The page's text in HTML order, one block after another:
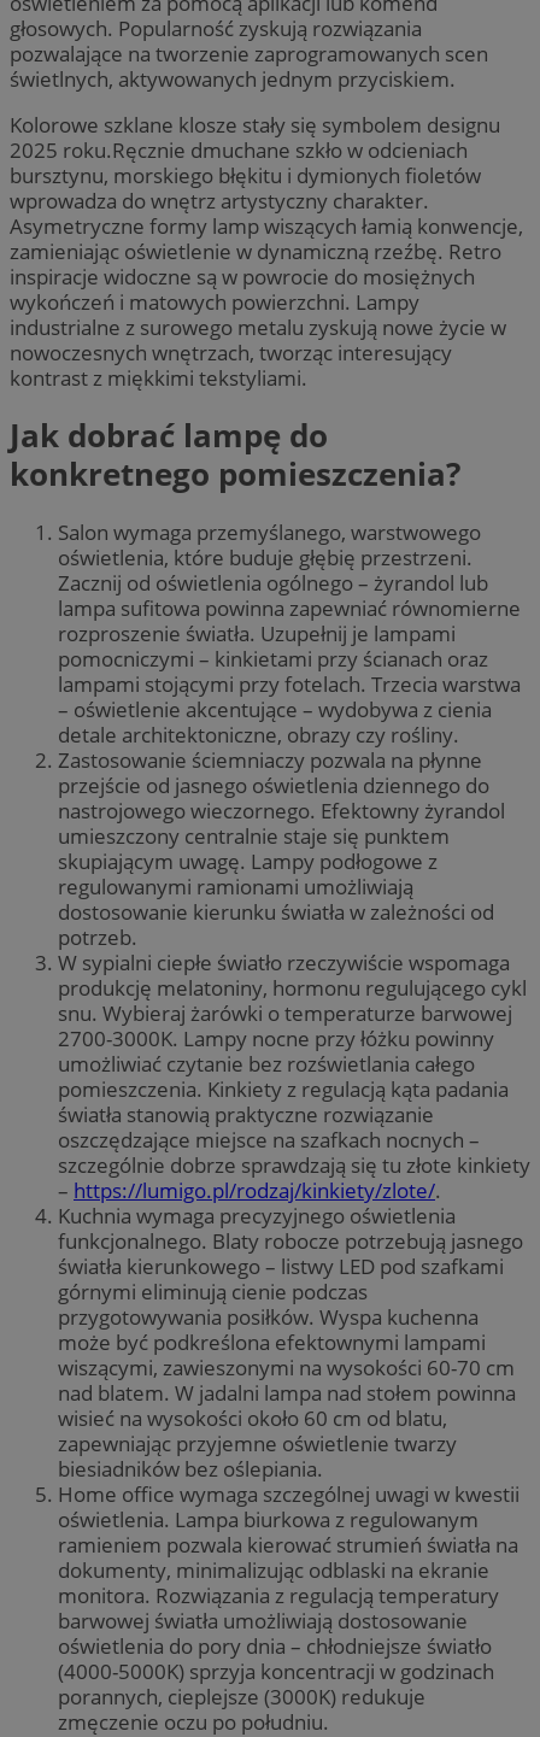
głosowych. Popularność zyskują rozwiązania
pozwalające na tworzenie zaprogramowanych scen
świetlnych, aktywowanych jednym przyciskiem.
Kolorowe szklane klosze stały się symbolem designu
2025 roku.Ręcznie dmuchane szkło w odcieniach
bursztynu, morskiego błękitu i dymionych fioletów
wprowadza do wnętrz artystyczny charakter.
Asymetryczne formy lamp wiszących łamią konwencje,
zamieniając oświetlenie w dynamiczną rzeźbę. Retro
inspiracje widoczne są w powrocie do mosiężnych
wykończeń i matowych powierzchni. Lampy
industrialne z surowego metalu zyskują nowe życie w
nowoczesnych wnętrzach, tworząc interesujący
kontrast z miękkimi tekstyliami.
Jak dobrać lampę do
konkretnego pomieszczenia?
Salon wymaga przemyślanego, warstwowego
oświetlenia, które buduje głębię przestrzeni.
Zacznij od oświetlenia ogólnego – żyrandol lub
lampa sufitowa powinna zapewniać równomierne
rozproszenie światła. Uzupełnij je lampami
pomocniczymi – kinkietami przy ścianach oraz
lampami stojącymi przy fotelach. Trzecia warstwa
– oświetlenie akcentujące – wydobywa z cienia
detale architektoniczne, obrazy czy rośliny.
Zastosowanie ściemniaczy pozwala na płynne
przejście od jasnego oświetlenia dziennego do
nastrojowego wieczornego. Efektowny żyrandol
umieszczony centralnie staje się punktem
skupiającym uwagę. Lampy podłogowe z
regulowanymi ramionami umożliwiają
dostosowanie kierunku światła w zależności od
potrzeb.
W sypialni ciepłe światło rzeczywiście wspomaga
produkcję melatoniny, hormonu regulującego cykl
snu. Wybieraj żarówki o temperaturze barwowej
2700-3000K. Lampy nocne przy łóżku powinny
umożliwiać czytanie bez rozświetlania całego
pomieszczenia. Kinkiety z regulacją kąta padania
światła stanowią praktyczne rozwiązanie
oszczędzające miejsce na szafkach nocnych –
szczególnie dobrze sprawdzają się tu złote kinkiety
– https://lumigo.pl/rodzaj/kinkiety/zlote/.
Kuchnia wymaga precyzyjnego oświetlenia
funkcjonalnego. Blaty robocze potrzebują jasnego
światła kierunkowego – listwy LED pod szafkami
górnymi eliminują cienie podczas
przygotowywania posiłków. Wyspa kuchenna
może być podkreślona efektownymi lampami
wiszącymi, zawieszonymi na wysokości 60-70 cm
nad blatem. W jadalni lampa nad stołem powinna
wisieć na wysokości około 60 cm od blatu,
zapewniając przyjemne oświetlenie twarzy
biesiadników bez oślepiania.
Home office wymaga szczególnej uwagi w kwestii
oświetlenia. Lampa biurkowa z regulowanym
ramieniem pozwala kierować strumień światła na
dokumenty, minimalizując odblaski na ekranie
monitora. Rozwiązania z regulacją temperatury
barwowej światła umożliwiają dostosowanie
oświetlenia do pory dnia – chłodniejsze światło
(4000-5000K) sprzyja koncentracji w godzinach
porannych, cieplejsze (3000K) redukuje
zmęczenie oczu po południu.